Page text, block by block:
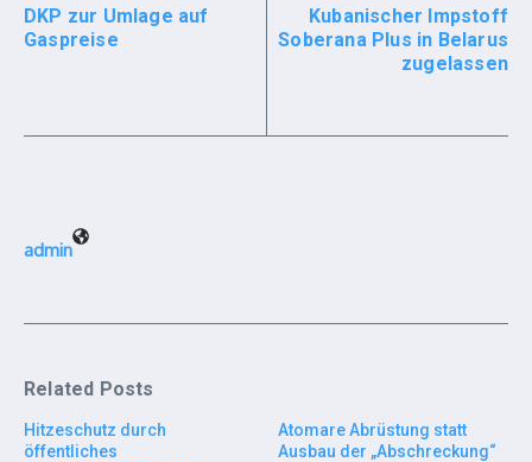
DKP zur Umlage auf
Gaspreise
Kubanischer Impstoff
Soberana Plus in Belarus
zugelassen
admin
Related Posts
Hitzeschutz durch
öffentliches
Atomare Abrüstung statt
Ausbau der „Abschreckung“